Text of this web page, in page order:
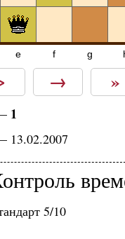
e f g
→ »
1
13.02.2007
5/10